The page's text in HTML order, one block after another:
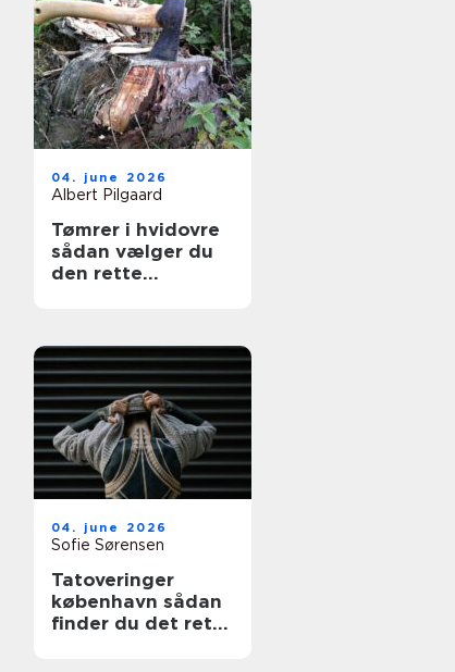
04. june 2026
Albert Pilgaard
Tømrer i hvidovre
sådan vælger du
den rette
04. june 2026
Sofie Sørensen
Tatoveringer
københavn sådan
finder du det rette